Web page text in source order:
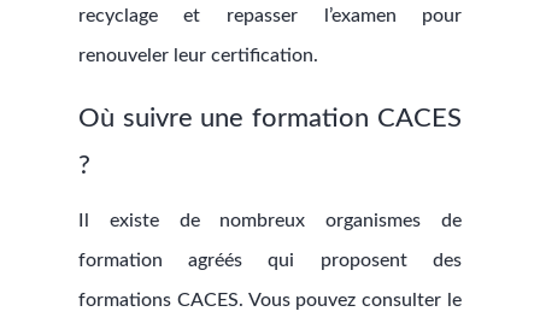
recyclage et repasser l’examen pour
renouveler leur certification.
Où suivre une formation CACES
?
Il existe de nombreux organismes de
formation agréés qui proposent des
formations CACES. Vous pouvez consulter le